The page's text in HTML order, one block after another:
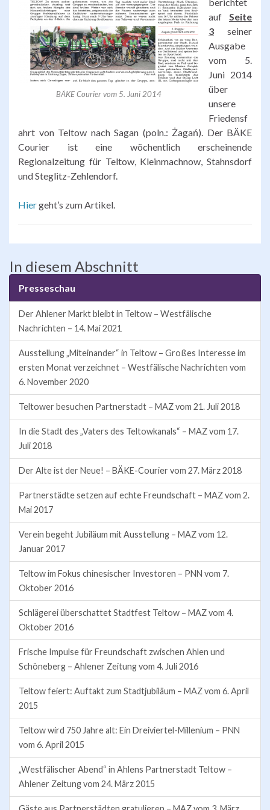
BÄKE Courier vom 5. Juni 2014
auf Seite
3 seiner
Ausgabe
vom 5.
Juni 2014
über
unsere
Friedensf
ahrt von Teltow nach Sagan (poln.: Żagań). Der BÄKE
Courier ist eine wöchentlich erscheinende
Regionalzeitung für Teltow, Kleinmachnow, Stahnsdorf
und Steglitz-Zehlendorf.
Hiergeht’s zum Artikel.
In diesem Abschnitt
Presseschau
Der Ahlener Markt bleibt in Teltow – Westfälische
Nachrichten – 14. Mai 2021
Ausstellung „Miteinander“ in Teltow – Großes Interesse im
ersten Monat verzeichnet – Westfälische Nachrichten vom
6. November 2020
Teltower besuchen Partnerstadt – MAZ vom 21. Juli 2018
In die Stadt des „Vaters des Teltowkanals“ – MAZ vom 17.
Juli 2018
Der Alte ist der Neue! – BÄKE-Courier vom 27. März 2018
Partnerstädte setzen auf echte Freundschaft – MAZ vom 2.
Mai 2017
Verein begeht Jubiläum mit Ausstellung – MAZ vom 12.
Januar 2017
Teltow im Fokus chinesischer Investoren – PNN vom 7.
Oktober 2016
Schlägerei überschattet Stadtfest Teltow – MAZ vom 4.
Oktober 2016
Frische Impulse für Freundschaft zwischen Ahlen und
Schöneberg – Ahlener Zeitung vom 4. Juli 2016
Teltow feiert: Auftakt zum Stadtjubiläum – MAZ vom 6. April
2015
Teltow wird 750 Jahre alt: Ein Dreiviertel-Millenium – PNN
vom 6. April 2015
„Westfälischer Abend“ in Ahlens Partnerstadt Teltow –
Ahlener Zeitung vom 24. März 2015